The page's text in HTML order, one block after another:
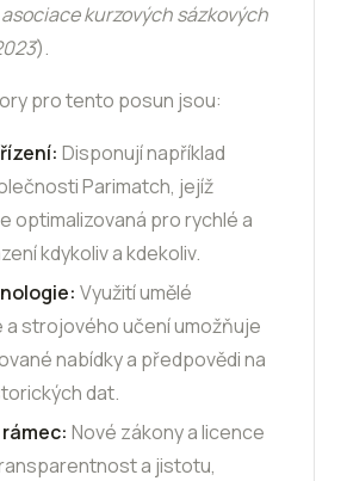
kurzových sázkových
).
pro tento posun jsou:
Disponují například
Parimatch, jejíž
optimalizovaná pro rychlé a
kdykoliv a kdekoliv.
Využití umělé
strojového učení umožňuje
nabídky a předpovědi na
dat.
Nové zákony a licence
a jistotu,